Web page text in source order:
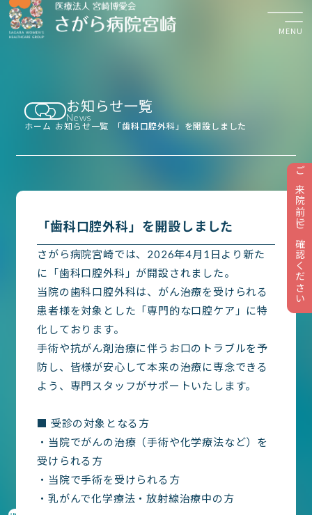
検診・診察のご予約
お知らせ
検診について
診療のご案内
外来受診
入院・面会
乳がんトータルケア
医療関係者の方へ
院内を知る・見る
交通アクセス
SWHG
MENU
ご来院前にご確認ください
お知らせ一覧
News
ホーム お知らせ一覧 「歯科口腔外科」を開設しました
「歯科口腔外科」を開設しました
さがら病院宮崎では、2026年4月1日より新た
に「歯科口腔外科」が開設されました。
当院の歯科口腔外科は、がん治療を受けられる
患者様を対象とした「専門的な口腔ケア」に特
化しております。
手術や抗がん剤治療に伴うお口のトラブルを予
防し、皆様が安心して本来の治療に専念できる
よう、専門スタッフがサポートいたします。
■ 受診の対象となる方
・当院でがんの治療（手術や化学療法など）を
受けられる方
・当院で手術を受けられる方
・乳がんで化学療法・放射線治療中の方